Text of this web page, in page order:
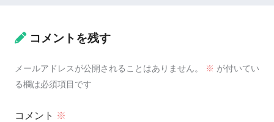
コメントを残す
メールアドレスが公開されることはありません。 ※ が付いてい
る欄は必須項目です
コメント ※